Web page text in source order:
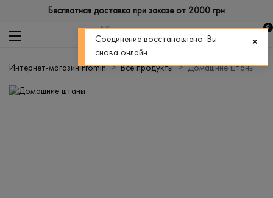
Бесплатная доставка при заказе от 2000 грн
0
Интернет-магазин Promin Все продукты Домашние штаны
Соединение восстановлено. Вы
снова онлайн.